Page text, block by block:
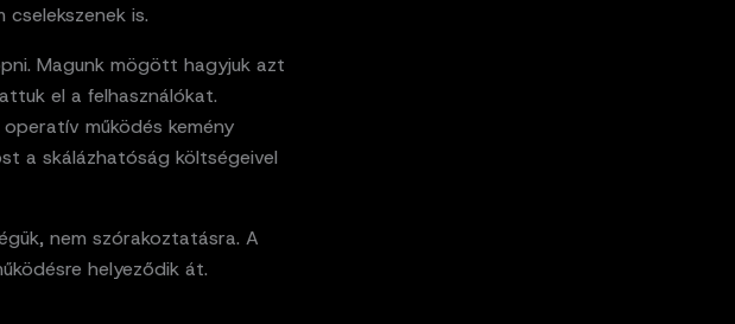
cselekszenek is.
Magunk mögött hagyjuk azt
el a felhasználókat.
működés kemény
a skálázhatóság költségeivel
nem szórakoztatásra. A
helyeződik át.